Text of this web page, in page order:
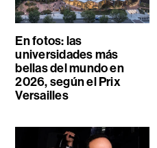
En fotos: las
universidades más
bellas del mundo en
2026, según el Prix
Versailles